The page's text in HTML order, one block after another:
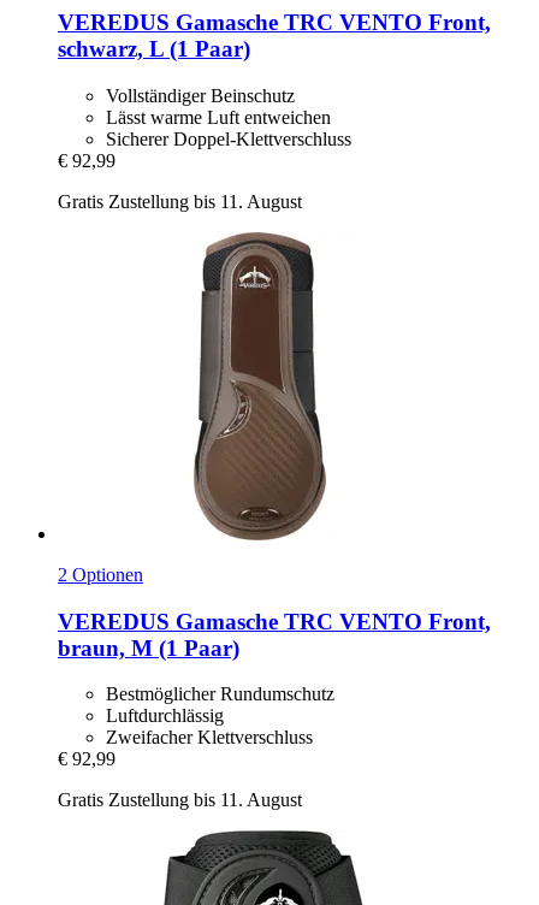
VEREDUS Gamasche TRC VENTO Front,
schwarz, L (1 Paar)
Vollständiger Beinschutz
Lässt warme Luft entweichen
Sicherer Doppel-Klettverschluss
€ 92,99
Gratis Zustellung bis 11. August
2 Optionen
VEREDUS Gamasche TRC VENTO Front,
braun, M (1 Paar)
Bestmöglicher Rundumschutz
Luftdurchlässig
Zweifacher Klettverschluss
€ 92,99
Gratis Zustellung bis 11. August